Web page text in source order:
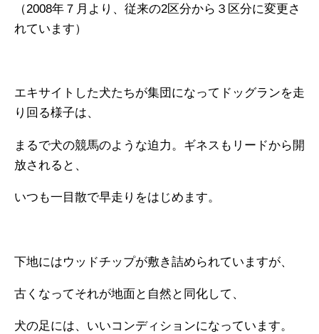
（2008年７月より、従来の2区分から３区分に変更さ
れています）
エキサイトした犬たちが集団になってドッグランを走
り回る様子は、
まるで犬の競馬のような迫力。ギネスもリードから開
放されると、
いつも一目散で早走りをはじめます。
下地にはウッドチップが敷き詰められていますが、
古くなってそれが地面と自然と同化して、
犬の足には、いいコンディションになっています。